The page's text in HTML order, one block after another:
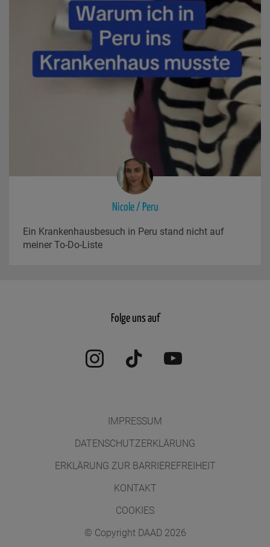
Nicole / Peru
Ein Krankenhausbesuch in Peru stand nicht auf
meiner To-Do-Liste
Folge uns auf
InstagramTikTok YouTube
IMPRESSUM
DATENSCHUTZERKLÄRUNG
ERKLÄRUNG ZUR BARRIEREFREIHEIT
KONTAKT
COOKIES
© Copyright DAAD 2026